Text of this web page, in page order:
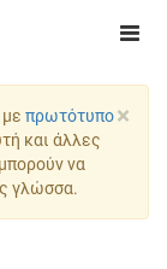
×
πρωτότυπο
και άλλες
να
γλώσσα.